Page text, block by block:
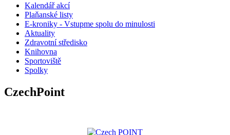
Kalendář akcí
Plaňanské listy
E-kroniky - Vstupme spolu do minulosti
Aktuality
Zdravotní středisko
Knihovna
Sportoviště
Spolky
CzechPoint